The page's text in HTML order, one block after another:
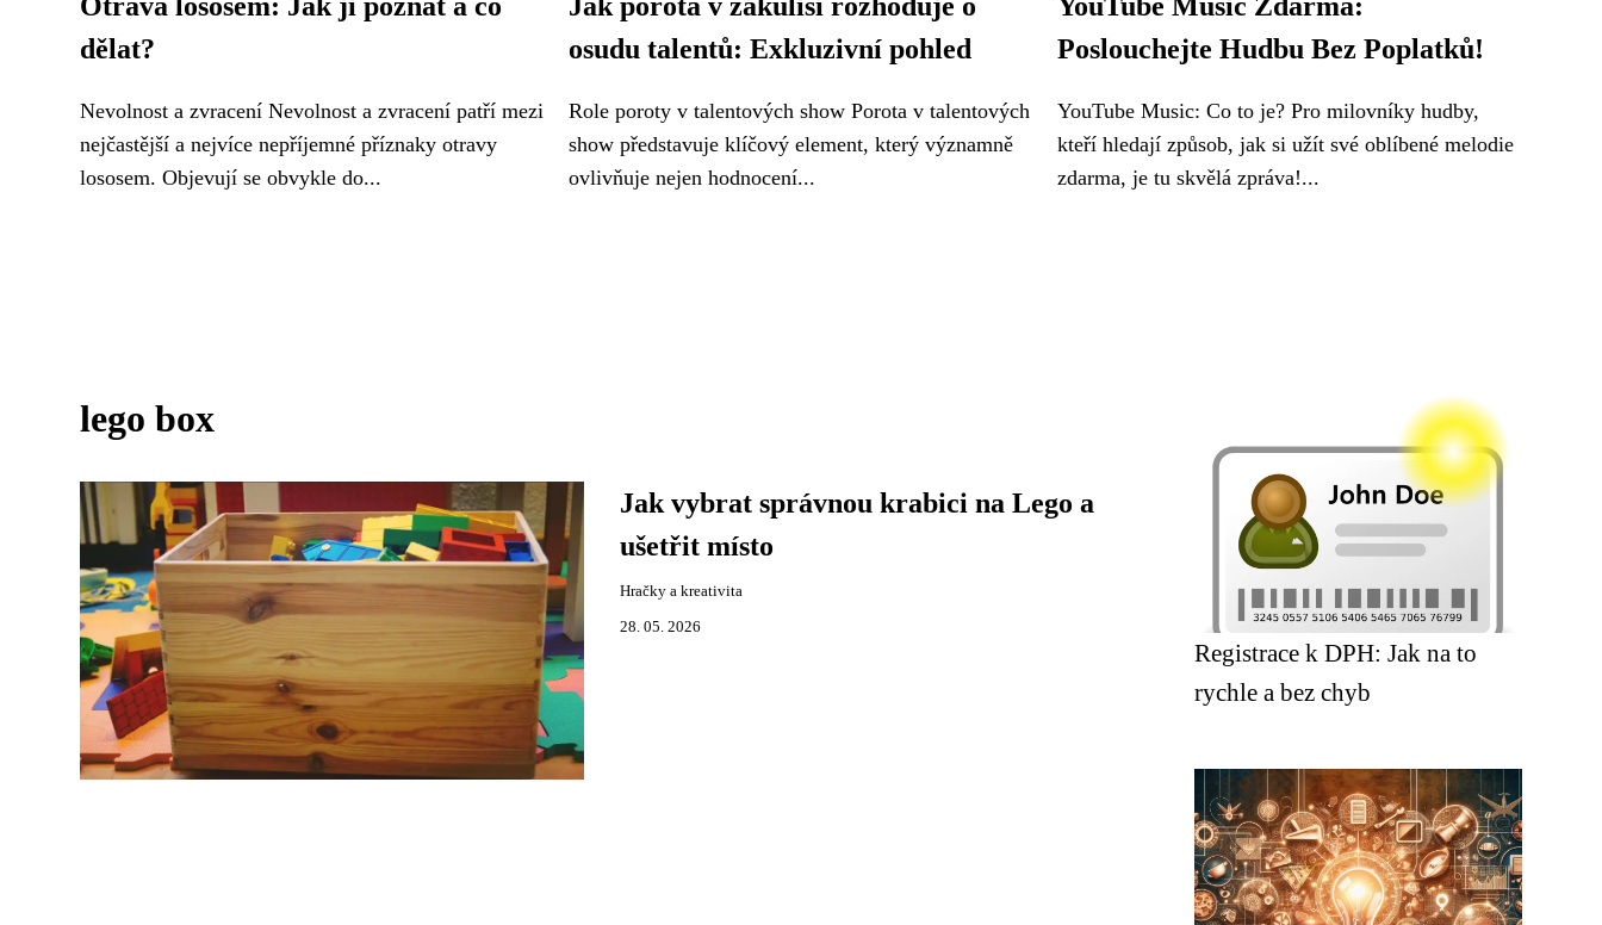
dělat?
Nevolnost a zvracení Nevolnost a zvracení patří mezi
nejčastější a nejvíce nepříjemné příznaky otravy
lososem. Objevují se obvykle do...
osudu talentů: Exkluzivní pohled
Role poroty v talentových show Porota v talentových
show představuje klíčový element, který významně
ovlivňuje nejen hodnocení...
Poslouchejte Hudbu Bez Poplatků!
YouTube Music: Co to je? Pro milovníky hudby,
kteří hledají způsob, jak si užít své oblíbené melodie
zdarma, je tu skvělá zpráva!...
lego box
Jak vybrat správnou krabici na Lego a
ušetřit místo
Hračky a kreativita
28. 05. 2026
Registrace k DPH: Jak na to
rychle a bez chyb